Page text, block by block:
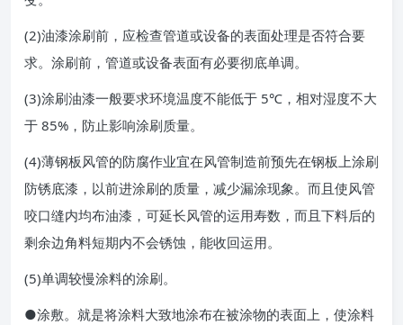
(2)油漆涂刷前，应检查管道或设备的表面处理是否符合要
求。涂刷前，管道或设备表面有必要彻底单调。
(3)涂刷油漆一般要求环境温度不能低于 5℃，相对湿度不大
于 85%，防止影响涂刷质量。
(4)薄钢板风管的防腐作业宜在风管制造前预先在钢板上涂刷
防锈底漆，以前进涂刷的质量，减少漏涂现象。而且使风管
咬口缝内均布油漆，可延长风管的运用寿数，而且下料后的
剩余边角料短期内不会锈蚀，能收回运用。
(5)单调较慢涂料的涂刷。
●涂敷。就是将涂料大致地涂布在被涂物的表面上，使涂料